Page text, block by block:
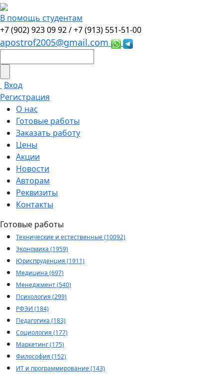
В помощь студентам
+7 (902) 923 09 92 /+7 (913) 551-51-00
apostrof2005@gmail.com
Вход
Регистрация
О нас
Готовые работы
Заказать работу
Цены
Акции
Новости
Авторам
Реквизиты
Контакты
Готовые работы
Технические и естественные (10092)
Экономика (1959)
Юриспруденция (1911)
Медицина (697)
Менеджмент (540)
Психология (299)
РФЭИ (184)
Педагогика (183)
Социология (177)
Маркетинг (175)
Философия (152)
ИТ и программирование (143)